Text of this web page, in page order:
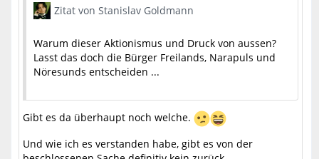
Zitat von Stanislav Goldmann
Warum dieser Aktionismus und Druck von aussen?
Lasst das doch die Bürger Freilands, Narapuls und
Nöresunds entscheiden ...
Gibt es da überhaupt noch welche.
Und wie ich es verstanden habe, gibt es von der